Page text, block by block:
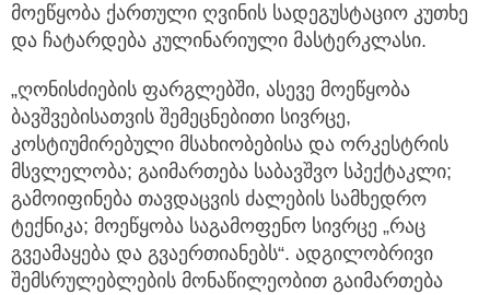
მოეწყობა ქართული ღვინის სადეგუსტაციო კუთხე
და ჩატარდება კულინარიული მასტერკლასი.
„ღონისძიების ფარგლებში, ასევე მოეწყობა
ბავშვებისათვის შემეცნებითი სივრცე,
კოსტიუმირებული მსახიობებისა და ორკესტრის
მსვლელობა; გაიმართება საბავშვო სპექტაკლი;
გამოიფინება თავდაცვის ძალების სამხედრო
ტექნიკა; მოეწყობა საგამოფენო სივრცე „რაც
გვეამაყება და გვაერთიანებს“. ადგილობრივი
შემსრულებლების მონაწილეობით გაიმართება